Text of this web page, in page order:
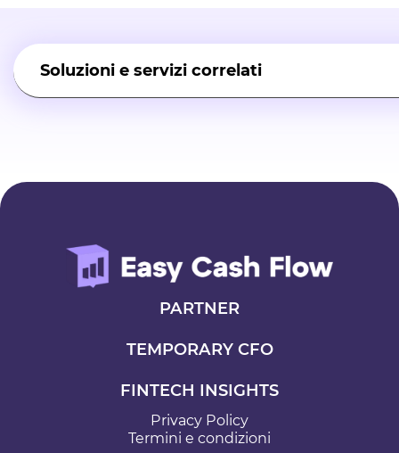
Soluzioni e servizi correlati
PARTNER
TEMPORARY CFO
FINTECH INSIGHTS
Privacy Policy
Termini e condizioni